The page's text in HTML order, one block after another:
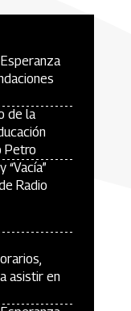
de la
Petro
“Vacía”
Radio
asistir en